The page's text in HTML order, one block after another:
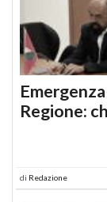
Regione:
di Redazione